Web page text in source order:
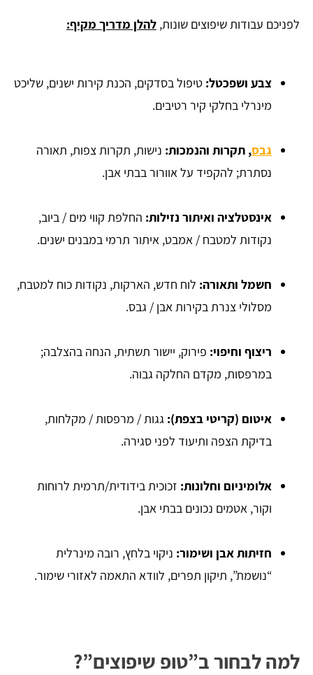
לפניכם עבודות שיפוצים שונות, להלן מדריך מקיף:
צבע ושפכטל: טיפול בסדקים, הכנת קירות ישנים, שליכט
מינרלי בחלקי קיר רטיבים.
גבס, תקרות והנמכות: נישות, תקרות צפות, תאורה
נסתרת; להקפיד על אוורור בבתי אבן.
אינסטלציה ואיתור נזילות: החלפת קווי מים / ביוב,
נקודות למטבח / אמבט, איתור תרמי במבנים ישנים.
חשמל ותאורה: לוח חדש, הארקות, נקודות כוח למטבח,
מסלולי צנרת בקירות אבן / גבס.
ריצוף וחיפוי: פירוק, יישור תשתית, הנחה בהצלבה;
במרפסות, מקדם החלקה גבוה.
איטום (קריטי בצפת): גגות / מרפסות / מקלחות,
בדיקת הצפה ותיעוד לפני סגירה.
אלומיניום וחלונות: זכוכית בידודית/תרמית לרוחות
וקור, אטמים נכונים בבתי אבן.
חזיתות אבן ושימור: ניקוי בלחץ, רובה מינרלית
“נושמת”, תיקון תפרים, לוודא התאמה לאזורי שימור.
למה לבחור ב”טופ שיפוצים”?